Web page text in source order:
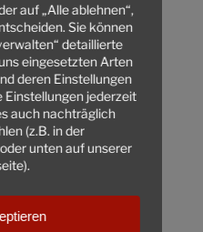
auf „Alle ablehnen“,
Sie können
detaillierte
eingesetzten Arten
deren Einstellungen
Einstellungen jederzeit
auch nachträglich
(z.B. in der
unten auf unserer